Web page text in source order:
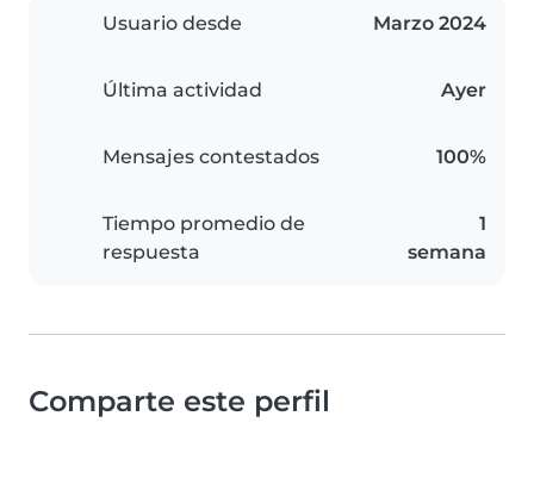
Usuario desde Marzo 2024
Última actividad Ayer
Mensajes contestados 100%
Tiempo promedio de
respuesta
1
semana
Comparte este perfil